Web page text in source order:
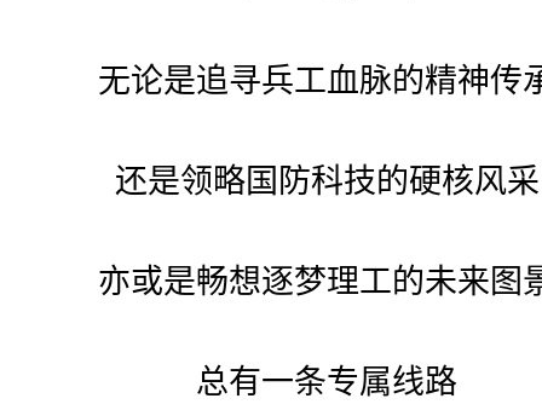
无论是追寻兵工血脉的精神传
还是领略国防科技的硬核风采
亦或是畅想逐梦理工的未来图
总有一条专属线路